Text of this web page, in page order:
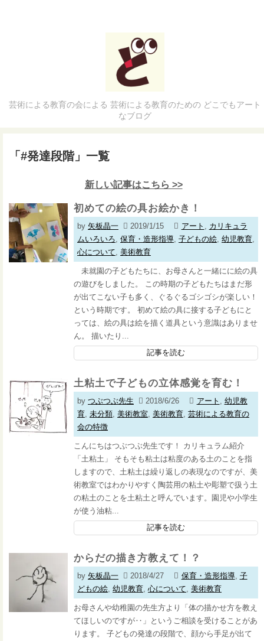
芸術による教育の会による 芸術による教育のための どこでもアート
なブログ
「 #発達段階」 一覧
新しい記事はこちら >>
初めての絵の具お絵かき！
by 矢板晶一 2019/1/15 アート
カリキュラ
ムいろいろ 保育・造形指導 子どもの絵 幼児教育
心について 美術教育
未就園の子どもたちに、お母さんと一緒にに絵の具
の遊びをしました。 この時期の子どもたちはまだ形
が出てこない子も多く、ぐるぐるゴシゴシが楽しい！
という時期です。 初めて絵の具に接する子どもにと
っては、絵の具は絵を描く道具という意識はありませ
ん。 描いたり...
記事を読む
土粘土で子どもの立体感覚を育む！
by つぶつぶ先生 2018/6/26 アート
幼児教
育 未分類 美術教室 美術教育 芸術による教育の
会の特徴
こんにちはつぶつぶ先生です！ カリキュラム紹介
「土粘土」 そもそも粘土は粘度のある土のことを指
しますので、土粘土は繰り返しの表現なのですが、美
術教室ではわかりやすく陶芸用の粘土や彫塑で扱う土
の粘土のことを土粘土と呼んでいます。園児や小学生
が使う油粘...
記事を読む
からだの描き方教えて！？
by 矢板晶一 2018/4/27 保育・造形指導, 子
どもの絵 幼児教育 心について 美術教育
お母さんや幼稚園の先生方より「体の描かせ方を教え
てほしいのですが‥」というご相談を受けることがあ
ります。 子どもの発達の段階で、顔から手足が出て